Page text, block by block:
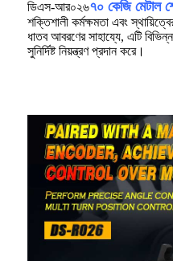
ডিএস-আর০২৬৭০ কেজি মেটাল
শক্তিশালী কর্মক্ষমতা এবং
ধাতব আবরণের সাহায্যে, এটি
সুনির্দিষ্ট নিয়ন্ত্রণ প্রদান করে।